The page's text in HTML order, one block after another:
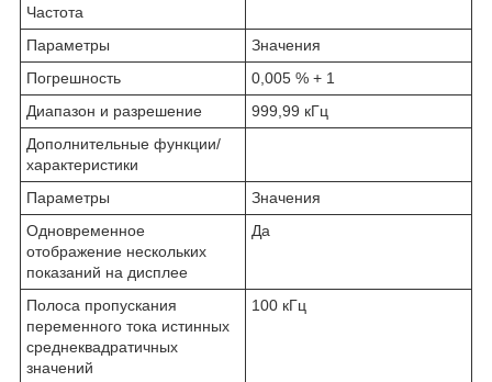
Частота
Параметры
Значения
Погрешность
0,005 % + 1
Диапазон и разрешение
999,99 кГц
Дополнительные функции/
характеристики
Параметры
Значения
Одновременное
отображение нескольких
показаний на дисплее
Да
Полоса пропускания
переменного тока истинных
среднеквадратичных
значений
100 кГц